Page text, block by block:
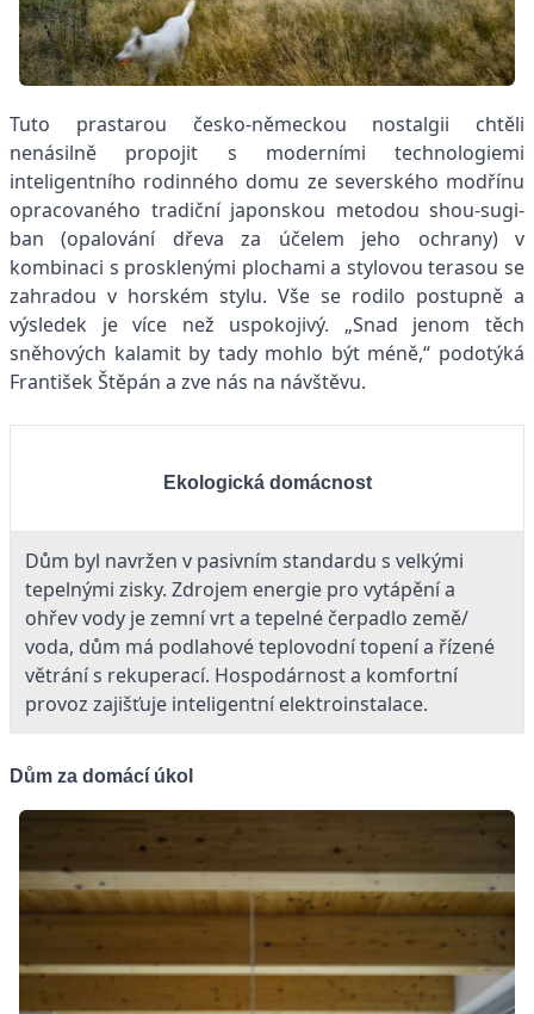
Tuto prastarou česko-německou nostalgii chtěli
nenásilně propojit s moderními technologiemi
inteligentního rodinného domu ze severského modřínu
opracovaného tradiční japonskou metodou shou-sugi-
ban (opalování dřeva za účelem jeho ochrany) v
kombinaci s prosklenými plochami a stylovou terasou se
zahradou v horském stylu. Vše se rodilo postupně a
výsledek je více než uspokojivý. „Snad jenom těch
sněhových kalamit by tady mohlo být méně,“ podotýká
František Štěpán a zve nás na návštěvu.
Ekologická domácnost
Dům byl navržen v pasivním standardu s velkými
tepelnými zisky. Zdrojem energie pro vytápění a
ohřev vody je zemní vrt a tepelné čerpadlo země/
voda, dům má podlahové teplovodní topení a řízené
větrání s rekuperací. Hospodárnost a komfortní
provoz zajišťuje inteligentní elektroinstalace.
Dům za domácí úkol